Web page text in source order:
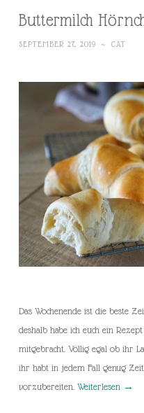
Buttermilch
SEPTEMBER 27, 2019 ~ CAT
Das Wochenende ist die beste
deshalb habe ich euch ein
mitgebracht. Völlig egal ob ihr
ihr habt in jedem Fall genug
vorzubereiten. Weiterlesen →